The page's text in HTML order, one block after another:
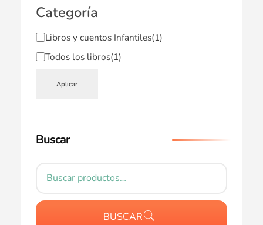
Categoría
Libros y cuentos Infantiles(1)
Todos los libros(1)
Aplicar
Buscar
BUSCAR